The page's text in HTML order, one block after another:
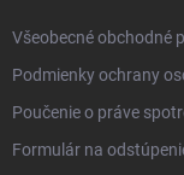
Všeobecné obchodné
Podmienky ochrany
Poučenie o práve
Formulár na